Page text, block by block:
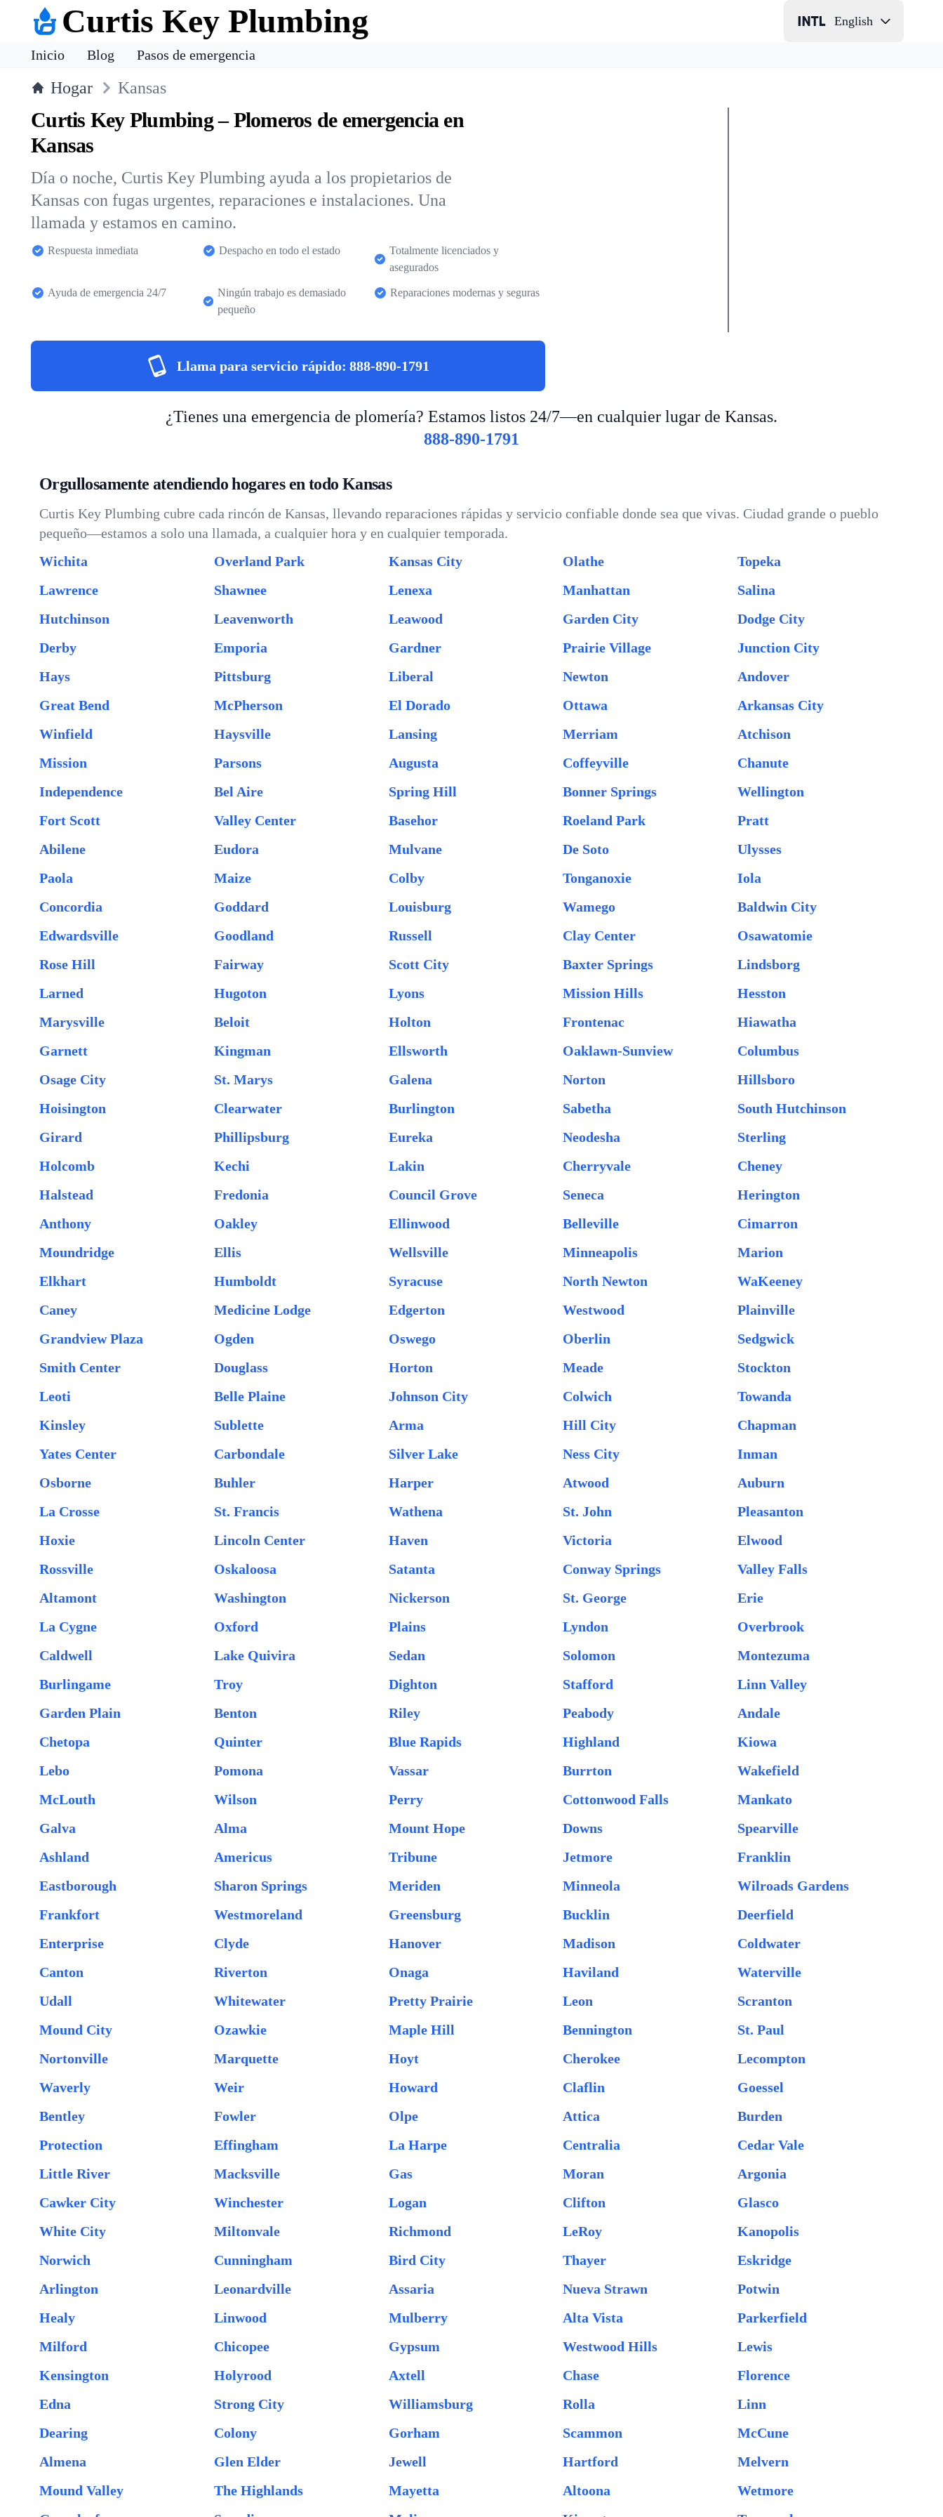
Curtis Key Plumbing English
Inicio Blog Pasos de emergencia
Hogar Kansas
Curtis Key Plumbing – Plomeros de emergencia en
Kansas
Día o noche, Curtis Key Plumbing ayuda a los propietarios de
Kansas con fugas urgentes, reparaciones e instalaciones. Una
llamada y estamos en camino.
Respuesta inmediata Despacho en todo el estado
Totalmente licenciados y
asegurados
Ayuda de emergencia 24/7
Ningún trabajo es demasiado
pequeño
Reparaciones modernas y seguras
Llama para servicio rápido: 888-890-1791
¿Tienes una emergencia de plomería? Estamos listos 24/7—en cualquier lugar de Kansas.
888-890-1791
Orgullosamente atendiendo hogares en todo Kansas
Curtis Key Plumbing cubre cada rincón de Kansas, llevando reparaciones rápidas y servicio confiable donde sea que vivas. Ciudad grande o pueblo
pequeño—estamos a solo una llamada, a cualquier hora y en cualquier temporada.
Wichita
Overland Park Kansas City Olathe
Topeka
Lawrence
Shawnee Lenexa Manhattan
Salina
Hutchinson
Leavenworth Leawood Garden City
Dodge City
Derby
Emporia Gardner Prairie Village
Junction City
Hays
Pittsburg Liberal Newton
Andover
Great Bend
McPherson El Dorado Ottawa
Arkansas City
Winfield
Haysville Lansing Merriam
Atchison
Mission
Parsons Augusta Coffeyville
Chanute
Independence
Bel Aire Spring Hill Bonner Springs
Wellington
Fort Scott
Valley Center Basehor Roeland Park
Pratt
Abilene
Eudora Mulvane De Soto
Ulysses
Paola
Maize Colby Tonganoxie
Iola
Concordia
Goddard Louisburg Wamego
Baldwin City
Edwardsville
Goodland Russell Clay Center
Osawatomie
Rose Hill
Fairway Scott City Baxter Springs
Lindsborg
Larned
Hugoton Lyons Mission Hills
Hesston
Marysville
Beloit Holton Frontenac
Hiawatha
Garnett
Kingman Ellsworth Oaklawn-Sunview
Columbus
Osage City
St. Marys Galena Norton
Hillsboro
Hoisington
Clearwater Burlington Sabetha
South Hutchinson
Girard
Phillipsburg Eureka Neodesha
Sterling
Holcomb
Kechi Lakin Cherryvale
Cheney
Halstead
Fredonia Council Grove Seneca
Herington
Anthony
Oakley Ellinwood Belleville
Cimarron
Moundridge
Ellis Wellsville Minneapolis
Marion
Elkhart
Humboldt Syracuse North Newton
WaKeeney
Caney
Medicine Lodge Edgerton Westwood
Plainville
Grandview Plaza
Ogden Oswego Oberlin
Sedgwick
Smith Center
Douglass Horton Meade
Stockton
Leoti
Belle Plaine Johnson City Colwich
Towanda
Kinsley
Sublette Arma Hill City
Chapman
Yates Center
Carbondale Silver Lake Ness City
Inman
Osborne
Buhler Harper Atwood
Auburn
La Crosse
St. Francis Wathena St. John
Pleasanton
Hoxie
Lincoln Center Haven Victoria
Elwood
Rossville
Oskaloosa Satanta Conway Springs
Valley Falls
Altamont
Washington Nickerson St. George
Erie
La Cygne
Oxford Plains Lyndon
Overbrook
Caldwell
Lake Quivira Sedan Solomon
Montezuma
Burlingame
Troy Dighton Stafford
Linn Valley
Garden Plain
Benton Riley Peabody
Andale
Chetopa
Quinter Blue Rapids Highland
Kiowa
Lebo
Pomona Vassar Burrton
Wakefield
McLouth
Wilson Perry Cottonwood Falls
Mankato
Galva
Alma Mount Hope Downs
Spearville
Ashland
Americus Tribune Jetmore
Franklin
Eastborough
Sharon Springs Meriden Minneola
Wilroads Gardens
Frankfort
Westmoreland Greensburg Bucklin
Deerfield
Enterprise
Clyde Hanover Madison
Coldwater
Canton
Riverton Onaga Haviland
Waterville
Udall
Whitewater Pretty Prairie Leon
Scranton
Mound City
Ozawkie Maple Hill Bennington
St. Paul
Nortonville
Marquette Hoyt Cherokee
Lecompton
Waverly
Weir Howard Claflin
Goessel
Bentley
Fowler Olpe Attica
Burden
Protection
Effingham La Harpe Centralia
Cedar Vale
Little River
Macksville Gas Moran
Argonia
Cawker City
Winchester Logan Clifton
Glasco
White City
Miltonvale Richmond LeRoy
Kanopolis
Norwich
Cunningham Bird City Thayer
Eskridge
Arlington
Leonardville Assaria Nueva Strawn
Potwin
Healy
Linwood Mulberry Alta Vista
Parkerfield
Milford
Chicopee Gypsum Westwood Hills
Lewis
Kensington
Holyrood Axtell Chase
Florence
Edna
Strong City Williamsburg Rolla
Linn
Dearing
Colony Gorham Scammon
McCune
Almena
Glen Elder Jewell Hartford
Melvern
Mound Valley
The Highlands Mayetta Altoona
Wetmore